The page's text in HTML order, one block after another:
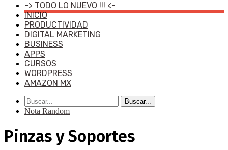
-> TODO LO NUEVO !!! <-
INICIO
PRODUCTIVIDAD
DIGITAL MARKETING
BUSINESS
APPS
CURSOS
WORDPRESS
AMAZON MX
Buscar...
Nota Random
Pinzas y Soportes